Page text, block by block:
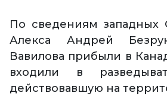
По сведениям западных
Алекса Андрей
Вавилова прибыли в
входили в
действовавшую на